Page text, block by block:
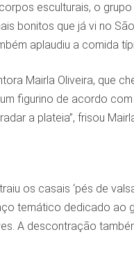
esculturais, o
bonitos que já vi no
aplaudiu a comida
Mairla Oliveira, que
figurino de acordo
a plateia”, frisou
os casais ‘pés de
temático dedicado ao
A descontração